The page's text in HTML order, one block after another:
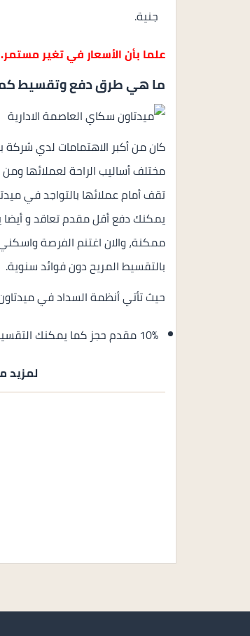
جنية.
علما بأن الأسعار في تغير مستمر.
ما هي طرق دفع وتقسيط
مختلف أساليب الراحة لعملائها
يمكنك دفع أقل مقدم تعاقد و
ممكنة، والان اغتنم الفرصة
بالتقسيط المريح دون فوائد سنوية.
حيث تأتي أنظمة السداد في
10% مقدم حجز كما يمكنك التقسيط على 7 سنوات بالتساوي.
لمزيد